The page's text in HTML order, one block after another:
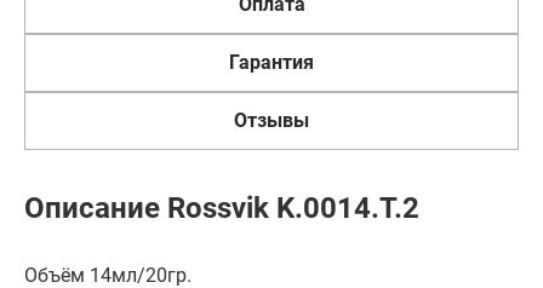
Гарантия
Отзывы
Описание Rossvik K.0014.T.2
Объём 14мл/20гр.